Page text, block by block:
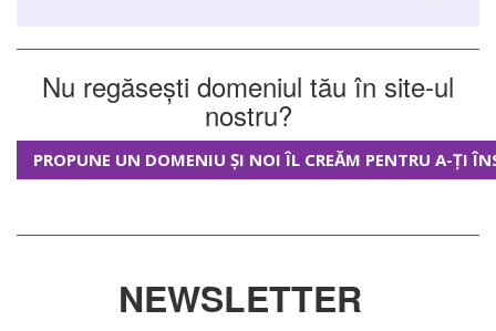
Nu regăsești domeniul tău în site-ul
nostru?
PROPUNE UN DOMENIU ȘI NOI ÎL CREĂM PENTRU A-ȚI
NEWSLETTER